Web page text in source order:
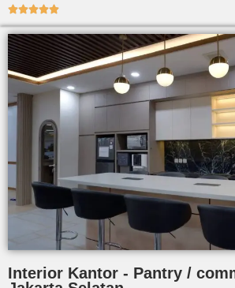

Interior Kantor - Pantry /